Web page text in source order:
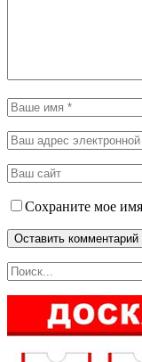
Сохраните мое